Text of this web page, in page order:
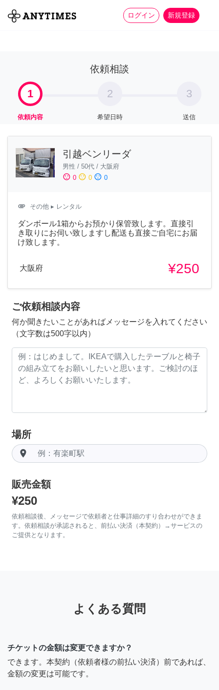
ログイン 新規登録
全て 家事 more_horiz
依頼相談
1
依頼内容
2
希望日時
3
送信
引越ベンリーダ
男性 / 50代 / 大阪府
sentiment_satisfied 0 sentiment_neutral 0 sentiment_dissatisfied 0
attachment その他 ▸ レンタル
ダンボール1箱からお預かり保管致します。直接引
き取りにお伺い致しますし配送も直接ご自宅にお届
け致します。
大阪府 ¥250
ご依頼相談内容
何か聞きたいことがあればメッセージを入れてください
（文字数は500字以内）
場所
room
販売金額
¥250
依頼相談後、メッセージで依頼者と仕事詳細のすり合わせができま
す。依頼相談が承認されると、前払い決済（本契約）→サービスの
ご提供となります。
よくある質問
チケットの金額は変更できますか？
できます。本契約（依頼者様の前払い決済）前であれば、
金額の変更は可能です。